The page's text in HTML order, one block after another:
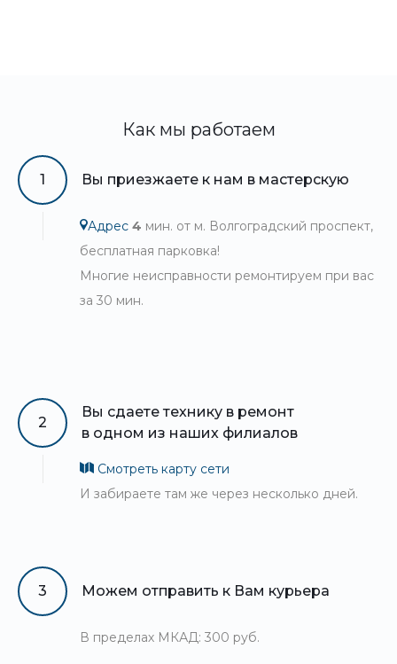
Как мы работаем
1 Вы приезжаете к нам в мастерскую
Адрес 4 мин. от м. Волгоградский проспект,
бесплатная парковка!
Многие неисправности ремонтируем при вас
за 30 мин.
2
Вы сдаете технику в ремонт
в одном из наших филиалов
Смотреть карту сети
И забираете там же через несколько дней.
3 Можем отправить к Вам курьера
В пределах МКАД: 300 руб.